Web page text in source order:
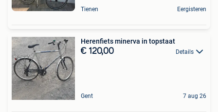
Tienen Eergisteren
Herenfiets minerva in topstaat
€ 120,00 Details
Gent 7 aug 26